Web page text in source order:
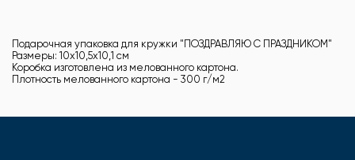
Подарочная упаковка для кружки "ПОЗДРАВЛЯЮ С ПРАЗДНИКОМ"
Размеры: 10х10,5х10,1 см
Коробка изготовлена из мелованного картона.
Плотность мелованного картона - 300 г/м2